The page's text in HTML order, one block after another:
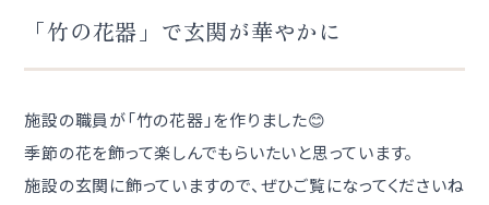
「竹の花器」で玄関が華やかに
施設の職員が「竹の花器」を作りました😊
季節の花を飾って楽しんでもらいたいと思っています。
施設の玄関に飾っていますので、ぜひご覧になってくださいね